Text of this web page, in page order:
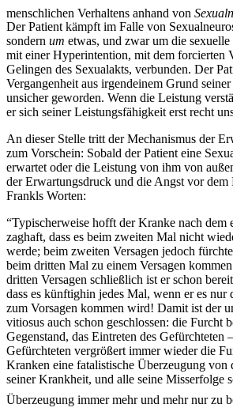
menschlichen Verhaltens anhand von
Der Patient kämpft im Falle von
sondern um etwas, und zwar um die
mit einer Hyperintention, mit dem forcierten
Gelingen des Sexualakts, verbunden. Der
Vergangenheit aus irgendeinem Grund
unsicher geworden. Wenn die Leistung
er sich seiner Leistungsfähigkeit erst recht
An dieser Stelle tritt der Mechanismus der
zum Vorschein: Sobald der Patient eine
erwartet oder die Leistung von ihm von
der Erwartungsdruck und die Angst vor
Frankls Worten:
“Typischerweise hofft der Kranke nach dem
zaghaft, dass es beim zweiten Mal nicht
werde; beim zweiten Versagen jedoch
beim dritten Mal zu einem Versagen
dritten Versagen schließlich ist er schon
dass es künftighin jedes Mal, wenn er es nur
zum Vorsagen kommen wird! Damit ist der
vitiosus auch schon geschlossen: die Furcht
Gegenstand, das Eintreten des Gefürchteten
Gefürchteten vergrößert immer wieder die
Kranken eine fatalistische Überzeugung von
seiner Krankheit, und alle seine Misserfolge
Überzeugung immer mehr und mehr nur zu